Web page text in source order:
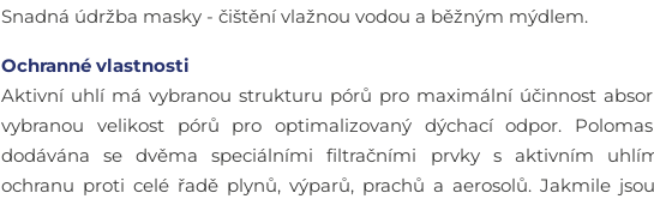
Snadná údržba masky - čištění vlažnou vodou a běžným mýdlem.
Ochranné vlastnosti
Aktivní uhlí má vybranou strukturu pórů pro maximální účinnost
vybranou velikost pórů pro optimalizovaný dýchací odpor.
dodávána se dvěma speciálními filtračními prvky s aktivním
ochranu proti celé řadě plynů, výparů, prachů a aerosolů. Jakmile